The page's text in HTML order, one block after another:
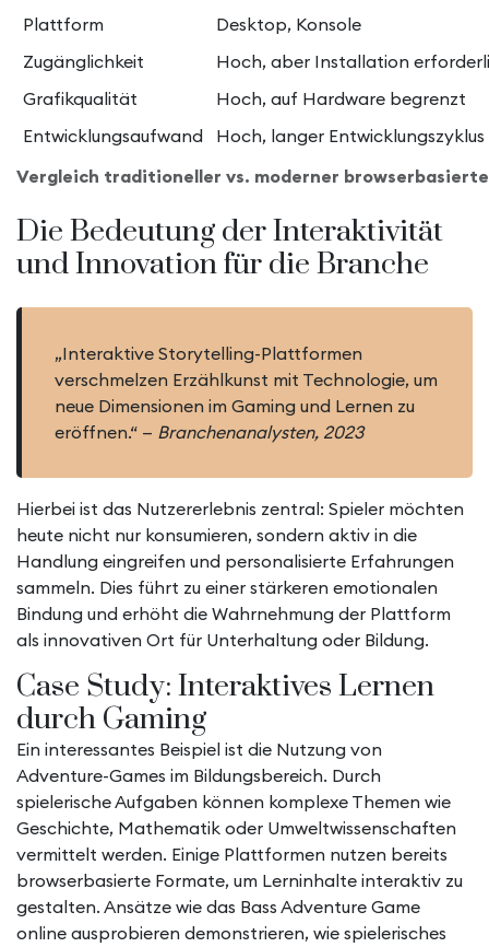
Vergleich traditioneller vs. moderner
Plattform
Desktop, Konsole
Zugänglichkeit
Hoch, aber Installation
Grafikqualität
Hoch, auf Hardware begrenzt
Entwicklungsaufwand
Hoch, langer Entwicklungszyklus
Die Bedeutung der Interaktivität
und Innovation für die Branche
„Interaktive Storytelling-Plattformen
verschmelzen Erzählkunst mit Technologie, um
neue Dimensionen im Gaming und Lernen zu
eröffnen.“ — Branchenanalysten, 2023
Hierbei ist das Nutzererlebnis zentral: Spieler möchten
heute nicht nur konsumieren, sondern aktiv in die
Handlung eingreifen und personalisierte Erfahrungen
sammeln. Dies führt zu einer stärkeren emotionalen
Bindung und erhöht die Wahrnehmung der Plattform
als innovativen Ort für Unterhaltung oder Bildung.
Case Study: Interaktives Lernen
durch Gaming
Ein interessantes Beispiel ist die Nutzung von
Adventure-Games im Bildungsbereich. Durch
spielerische Aufgaben können komplexe Themen wie
Geschichte, Mathematik oder Umweltwissenschaften
vermittelt werden. Einige Plattformen nutzen bereits
browserbasierte Formate, um Lerninhalte interaktiv zu
gestalten. Ansätze wie das Bass Adventure Game
online ausprobieren demonstrieren, wie spielerisches